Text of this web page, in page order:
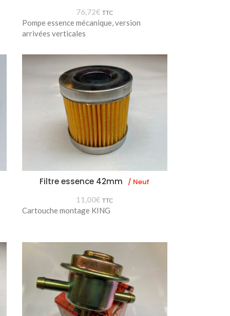
76,72€ TTC
Pompe essence mécanique, version
arrivées verticales
Filtre essence 42mm / Neuf
11,00€ TTC
Cartouche montage KING